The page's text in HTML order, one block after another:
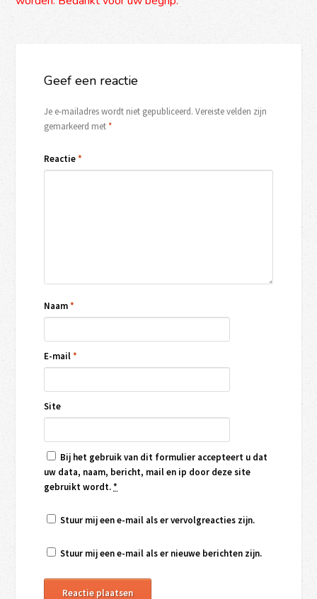
Geef een reactie
Je e-mailadres wordt niet gepubliceerd. Vereiste velden zijn
gemarkeerd met*
Reactie*
Naam*
E-mail*
Site
Bij het gebruik van dit formulier accepteert u dat
uw data, naam, bericht, mail en ip door deze site
gebruikt wordt.*
Stuur mij een e-mail als er vervolgreacties zijn.
Stuur mij een e-mail als er nieuwe berichten zijn.